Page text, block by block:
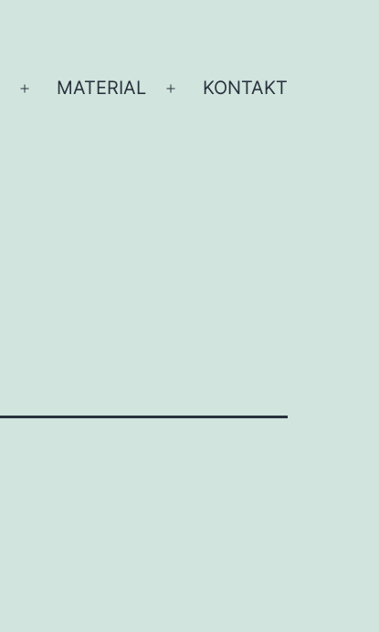
Menü
MATERIAL
Menü
KONTAKT